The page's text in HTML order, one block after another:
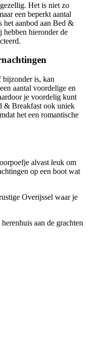
Het is niet zo
een beperkt aantal
het aanbod aan Bed &
hieronder de
bijzonder is, kan
aantal voordelige en
je voordelig kunt
& Breakfast ook uniek
het een romantische
alvast leuk om
op een boot wat
Overijssel waar je
aan de grachten